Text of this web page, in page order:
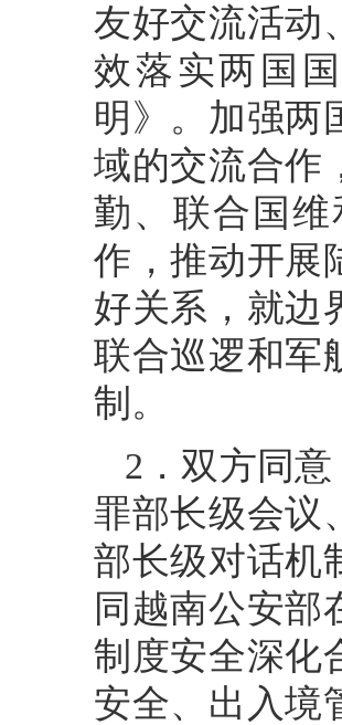
友好交流活动
效落实两国
明》。加强两
域的交流合作
勤、联合国
作，推动开展
好关系，就边
联合巡逻和军
制。
2．双方同
罪部长级会议
部长级对话机
同越南公安部
制度安全深化
安全、出入境